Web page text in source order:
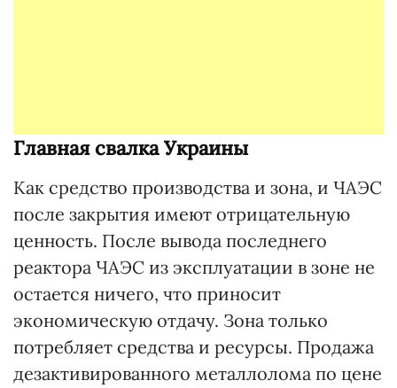
Главная свалка Украины
Как средство производства и зона, и ЧАЭС
после закрытия имеют отрицательную
ценность. После вывода последнего
реактора ЧАЭС из эксплуатации в зоне не
остается ничего, что приносит
экономическую отдачу. Зона только
потребляет средства и ресурсы. Продажа
дезактивированного металлолома по цене